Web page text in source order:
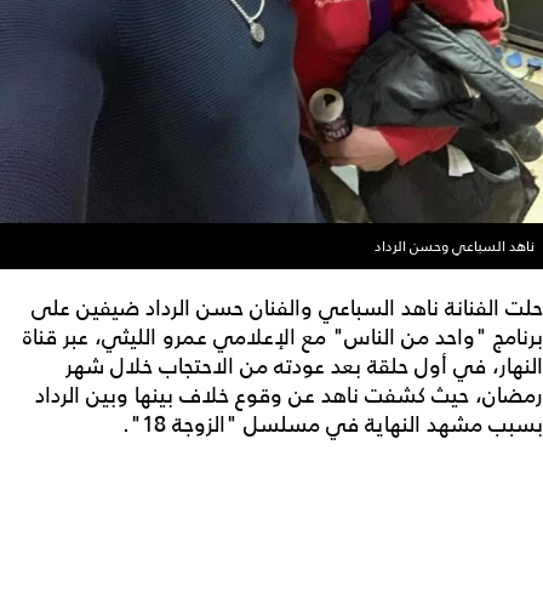
ناهد السباعي وحسن الرداد
حلت الفنانة ناهد السباعي والفنان حسن الرداد ضيفين على
برنامج "واحد من الناس" مع الإعلامي عمرو الليثي، عبر قناة
النهار، في أول حلقة بعد عودته من الاحتجاب خلال شهر
رمضان، حيث كشفت ناهد عن وقوع خلاف بينها وبين الرداد
بسبب مشهد النهاية في مسلسل "الزوجة 18".